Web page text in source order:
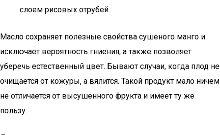
слоем рисовых отрубей.
Масло сохраняет полезные свойства сушеного манго и
исключает вероятность гниения, а также позволяет
уберечь естественный цвет. Бывают случаи, когда плод не
очищается от кожуры, а вялится. Такой продукт мало ничем
не отличается от высушенного фрукта и имеет ту же
пользу.